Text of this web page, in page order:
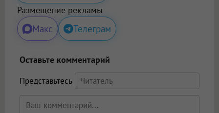
Размещение рекламы
Макс Телеграм
Оставьте комментарий
Представьтесь